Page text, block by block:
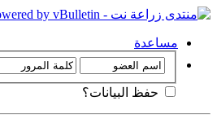
مساعدة
حفظ البيانات؟